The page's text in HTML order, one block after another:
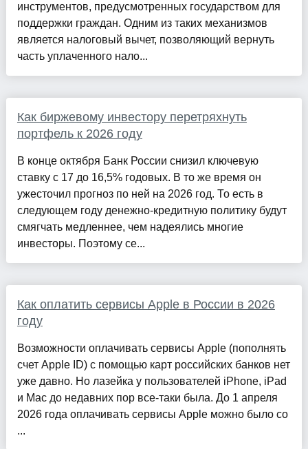
инструментов, предусмотренных государством для
поддержки граждан. Одним из таких механизмов
является налоговый вычет, позволяющий вернуть
часть уплаченного нало...
Как биржевому инвестору перетряхнуть
портфель к 2026 году
В конце октября Банк России снизил ключевую
ставку с 17 до 16,5% годовых. В то же время он
ужесточил прогноз по ней на 2026 год. То есть в
следующем году денежно-кредитную политику будут
смягчать медленнее, чем надеялись многие
инвесторы. Поэтому се...
Как оплатить сервисы Apple в России в 2026
году
Возможности оплачивать сервисы Apple (пополнять
счет Apple ID) с помощью карт российских банков нет
уже давно. Но лазейка у пользователей iPhone, iPad
и Mac до недавних пор все-таки была. До 1 апреля
2026 года оплачивать сервисы Apple можно было со
...